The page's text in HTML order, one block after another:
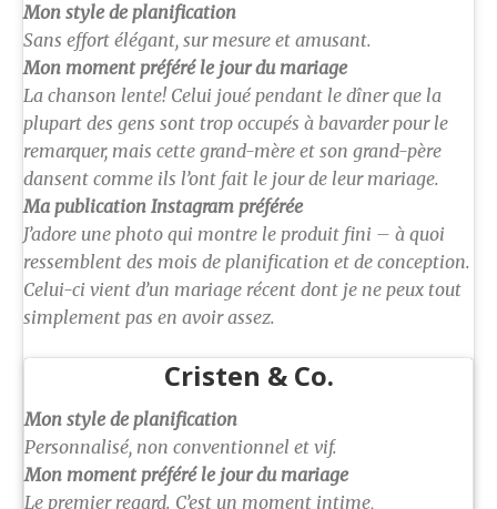
Mon style de planification
Sans effort élégant, sur mesure et amusant.
Mon moment préféré le jour du mariage
La chanson lente! Celui joué pendant le dîner que la
plupart des gens sont trop occupés à bavarder pour le
remarquer, mais cette grand-mère et son grand-père
dansent comme ils l’ont fait le jour de leur mariage.
Ma publication Instagram préférée
J’adore une photo qui montre le produit fini – à quoi
ressemblent des mois de planification et de conception.
Celui-ci vient d’un mariage récent dont je ne peux tout
simplement pas en avoir assez.
Cristen & Co.
Mon style de planification
Personnalisé, non conventionnel et vif.
Mon moment préféré le jour du mariage
Le premier regard. C’est un moment intime,